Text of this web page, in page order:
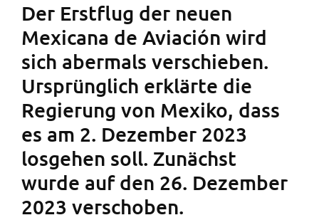
Der Erstflug der neuen
Mexicana de Aviación wird
sich abermals verschieben.
Ursprünglich erklärte die
Regierung von Mexiko, dass
es am 2. Dezember 2023
losgehen soll. Zunächst
wurde auf den 26. Dezember
2023 verschoben.